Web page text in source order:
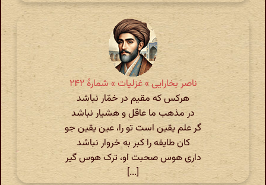
ناصر بخارایی » غزلیات » شمارهٔ ۲۴۲
هرکس که مقیم در خمّار نباشد
در مذهب ما عاقل و هشیار نباشد
گر علم یقین است تو را، عین یقین جو
کان طایفه را کبر به خروار نباشد
داری هوس صحبت او، ترک هوس گیر
[...]